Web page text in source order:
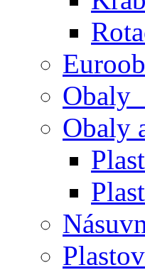
Obaly
Obaly